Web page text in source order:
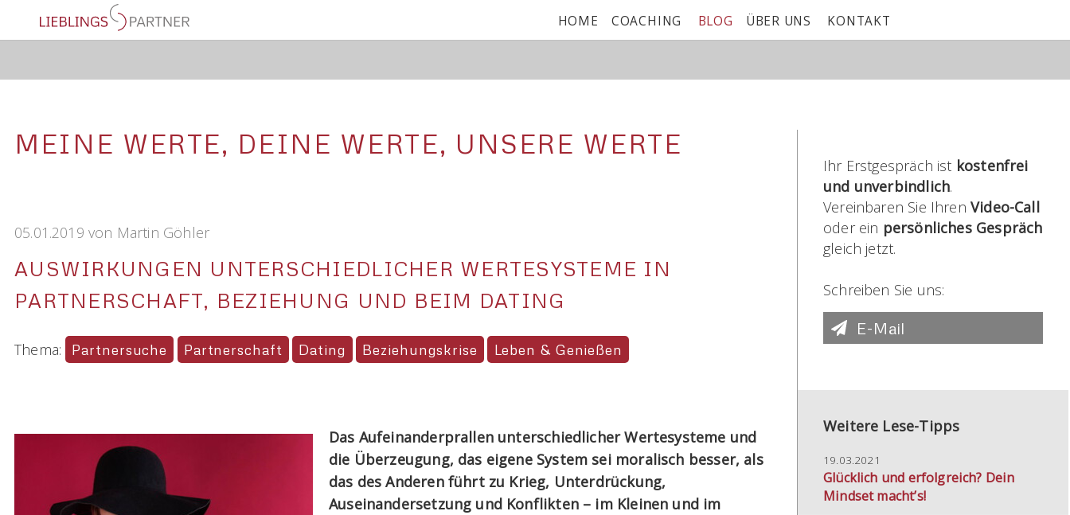
NAVIGATION
ÜBERSPRINGEN
HOME COACHING BLOG ÜBER UNS KONTAKT
MEINE WERTE, DEINE WERTE, UNSERE WERTE
05.01.2019 von Martin Göhler
AUSWIRKUNGEN UNTERSCHIEDLICHER WERTESYSTEME IN
PARTNERSCHAFT, BEZIEHUNG UND BEIM DATING
Thema: Partnersuche Partnerschaft Dating Beziehungskrise Leben & Genießen
Das Aufeinanderprallen unterschiedlicher Wertesysteme und
die Überzeugung, das eigene System sei moralisch besser, als
das des Anderen führt zu Krieg, Unterdrückung,
Auseinandersetzung und Konflikten – im Kleinen und im
Ihr Erstgespräch ist kostenfrei
und unverbindlich.
Vereinbaren Sie Ihren Video-Call
oder ein persönliches Gespräch
gleich jetzt.
Schreiben Sie uns:
E-Mail
Weitere Lese-Tipps
19.03.2021
Glücklich und erfolgreich? Dein
Mindset macht’s!